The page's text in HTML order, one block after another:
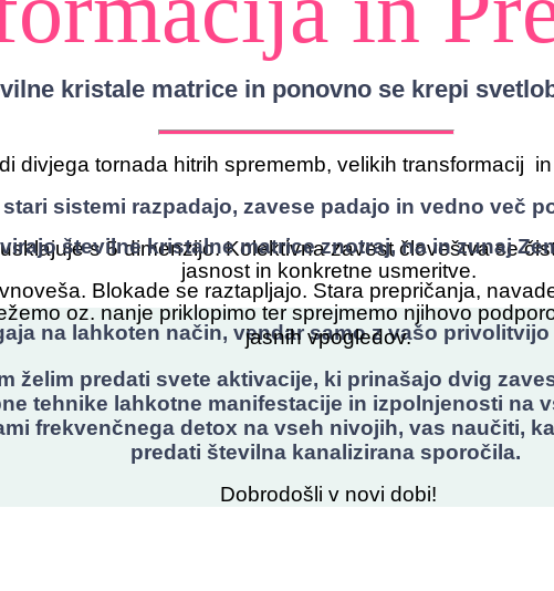
kristale matrice in ponovno se krepi
divjega tornada hitrih sprememb, velikih transformacij
sistemi razpadajo, zavese padajo in vedno več
s 5 dimenzijo. Kolektivna zavest človeštva se
Blokade se raztapljajo. Stara prepričanja,
na lahkoten način, vendar samo z vašo
številne kristalne matrice znotraj, na in zunaj
jasnost in konkretne usmeritve.
oz. nanje priklopimo ter sprejmemo njihovo
jasnih vpogledov.
želim predati svete aktivacije, ki prinašajo dvig
tehnike lahkotne manifestacije in izpolnjenosti na
frekvenčnega detox na vseh nivojih, vas naučiti,
predati številna kanalizirana sporočila.
Dobrodošli v novi dobi!